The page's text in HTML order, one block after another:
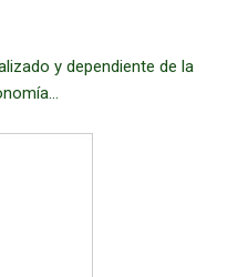
y dependiente de la